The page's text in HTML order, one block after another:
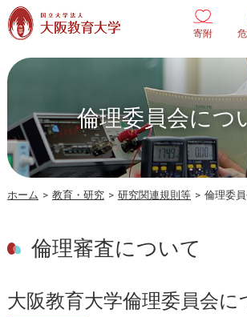
本文へ
寄附
倫理委員会につ
ホーム > 教育・研究 > 研究関連規則等 > 倫理委
倫理審査について
大阪教育大学倫理委員会に